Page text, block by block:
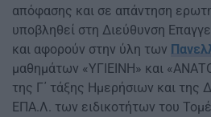
απόφασης και σε απάντηση
υποβληθεί στη Διεύθυνση
και αφορούν στην ύλη των
μαθημάτων «ΥΓΙΕΙΝΗ» και
της Γ΄ τάξης Ημερήσιων και της
ΕΠΑ.Λ. των ειδικοτήτων του